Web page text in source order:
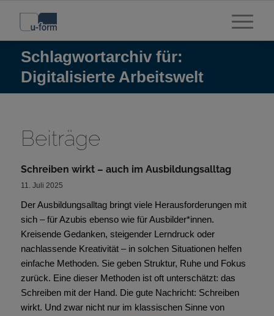
Schlagwortarchiv für:
Digitalisierte Arbeitswelt
Beiträge
Schreiben wirkt – auch im Ausbildungsalltag
11. Juli 2025
Der Ausbildungsalltag bringt viele Herausforderungen mit
sich – für Azubis ebenso wie für Ausbilder*innen.
Kreisende Gedanken, steigender Lerndruck oder
nachlassende Kreativität – in solchen Situationen helfen
einfache Methoden. Sie geben Struktur, Ruhe und Fokus
zurück. Eine dieser Methoden ist oft unterschätzt: das
Schreiben mit der Hand. Die gute Nachricht: Schreiben
wirkt. Und zwar nicht nur im klassischen Sinne von